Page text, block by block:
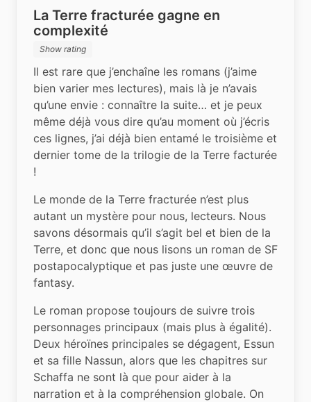
La Terre fracturée gagne en
complexité
Show rating
Il est rare que j’enchaîne les romans (j’aime
bien varier mes lectures), mais là je n’avais
qu’une envie : connaître la suite… et je peux
même déjà vous dire qu’au moment où j’écris
ces lignes, j’ai déjà bien entamé le troisième et
dernier tome de la trilogie de la Terre facturée
!
Le monde de la Terre fracturée n’est plus
autant un mystère pour nous, lecteurs. Nous
savons désormais qu’il s’agit bel et bien de la
Terre, et donc que nous lisons un roman de SF
postapocalyptique et pas juste une œuvre de
fantasy.
Le roman propose toujours de suivre trois
personnages principaux (mais plus à égalité).
Deux héroïnes principales se dégagent, Essun
et sa fille Nassun, alors que les chapitres sur
Schaffa ne sont là que pour aider à la
narration et à la compréhension globale. On